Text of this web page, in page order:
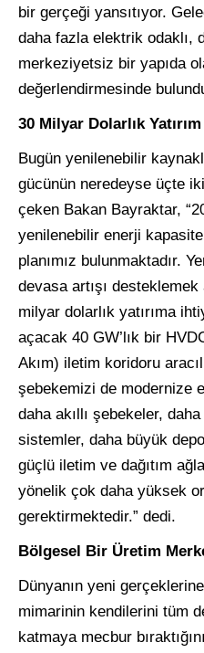
bir gerçeği yansıtıyor.
daha fazla elektrik odaklı,
merkeziyetsiz bir yapıda
değerlendirmesinde
30 Milyar Dolarlık Yatırım
Bugün yenilenebilir
gücünün neredeyse üçte
çeken Bakan Bayraktar,
yenilenebilir enerji
planımız bulunmaktadır.
devasa artışı
milyar dolarlık yatırıma
açacak 40 GW’lık bir
Akım) iletim koridoru
şebekemizi de modernize
daha akıllı şebekeler,
sistemler, daha büyük
güçlü iletim ve dağıtım
yönelik çok daha yüksek
gerektirmektedir.” dedi.
Bölgesel Bir Üretim
Dünyanın yeni
mimarinin kendilerini tüm
katmaya mecbur